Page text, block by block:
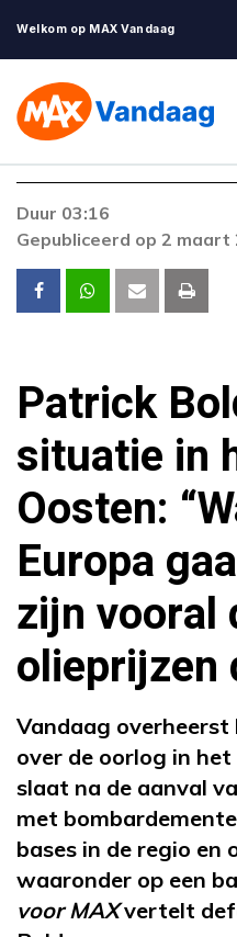
Welkom op MAX Vandaag
Er is een licentie-
contact op met
Duur 03:16
Gepubliceerd op 2 maart
Patrick
situatie in
Oosten:
Europa
zijn vooral
olieprijzen
Vandaag
over de oorlog in
slaat na de aanval
met
bases in de regio en
waaronder op een
voor MAXvertelt